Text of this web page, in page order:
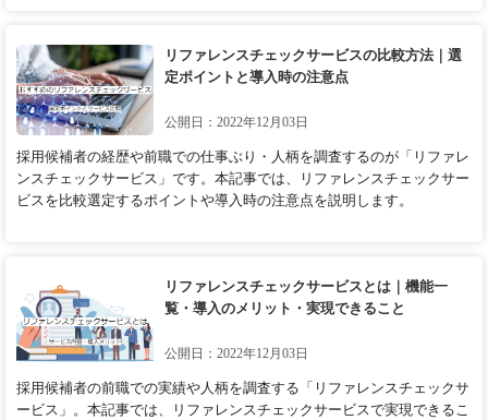
リファレンスチェックサービスの比較方法｜選
定ポイントと導入時の注意点
公開日：2022年12月03日
採用候補者の経歴や前職での仕事ぶり・人柄を調査するのが「リファレ
ンスチェックサービス」です。本記事では、リファレンスチェックサー
ビスを比較選定するポイントや導入時の注意点を説明します。
リファレンスチェックサービスとは｜機能一
覧・導入のメリット・実現できること
公開日：2022年12月03日
採用候補者の前職での実績や人柄を調査する「リファレンスチェックサ
ービス」。本記事では、リファレンスチェックサービスで実現できるこ